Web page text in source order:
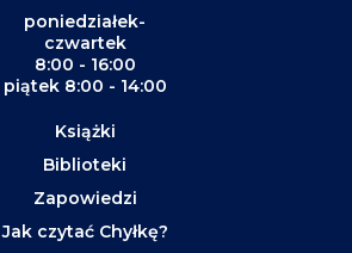
poniedziałek-
czwartek
8:00 - 16:00
piątek 8:00 - 14:00
Książki
Biblioteki
Zapowiedzi
Jak czytać Chyłkę?